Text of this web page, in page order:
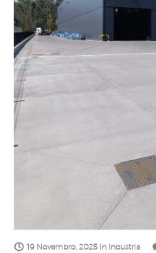
19 Novembro, 2025 in Industria